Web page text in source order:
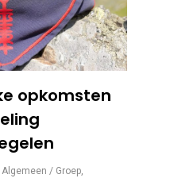
opkomsten
Algemeen / Groep,